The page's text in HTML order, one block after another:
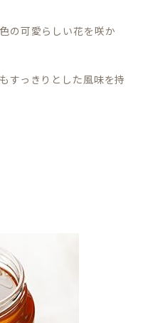
の可愛らしい花を咲か
すっきりとした風味を持